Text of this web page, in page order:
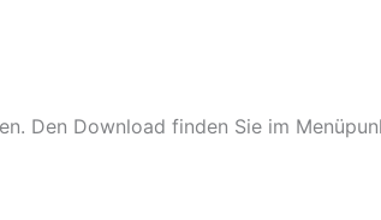
Den Download finden Sie im